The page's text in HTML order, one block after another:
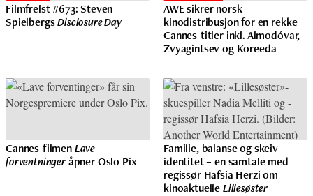
Filmfrelst #673: Steven
SpielbergsDisclosure Day
AWE sikrer norsk
kinodistribusjon for en rekke
Cannes-titler inkl. Almodóvar,
Zvyagintsev og Koreeda
Cannes-filmenLave
forventningeråpner Oslo Pix
Familie, balanse og skeiv
identitet – en samtale med
regissør Hafsia Herzi om
kinoaktuelleLillesøster